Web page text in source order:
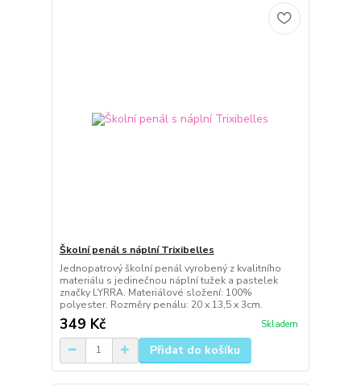
Školní penál s náplní Trixibelles
Jednopatrový školní penál vyrobený z kvalitního
materiálu s jedinečnou náplní tužek a pastelek
značky LYRRA. Materiálové složení: 100%
polyester. Rozměry penálu: 20 x 13,5 x 3cm.
349 Kč Skladem
Přidat do košíku